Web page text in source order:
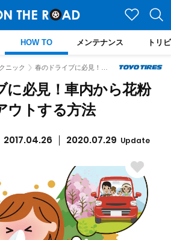
HOW TO メンテナンス トリ
ニック
に必見！車内から花粉
ウトする方法
2017.04.26 2020.07.29 Update